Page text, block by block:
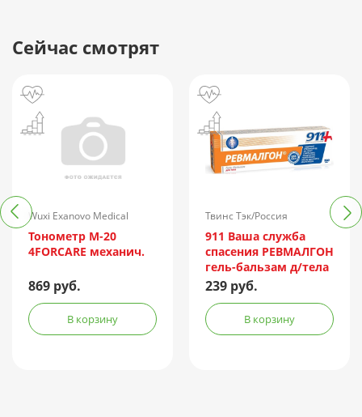
Сейчас смотрят
Wuxi Exanovo Medical
Instrument/Китай
Тонометр М-20
4FORCARE механич.
869 руб.
В корзину
Твинс Тэк/Россия
911 Ваша служба
спасения РЕВМАЛГОН
гель-бальзам д/тела
100мл
239 руб.
В корзину